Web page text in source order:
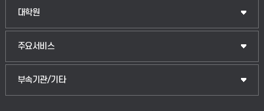
대학원
주요서비스
부속기관/기타